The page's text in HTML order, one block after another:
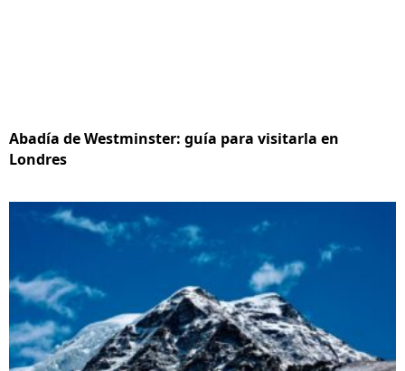
Abadía de Westminster: guía para visitarla en
Londres